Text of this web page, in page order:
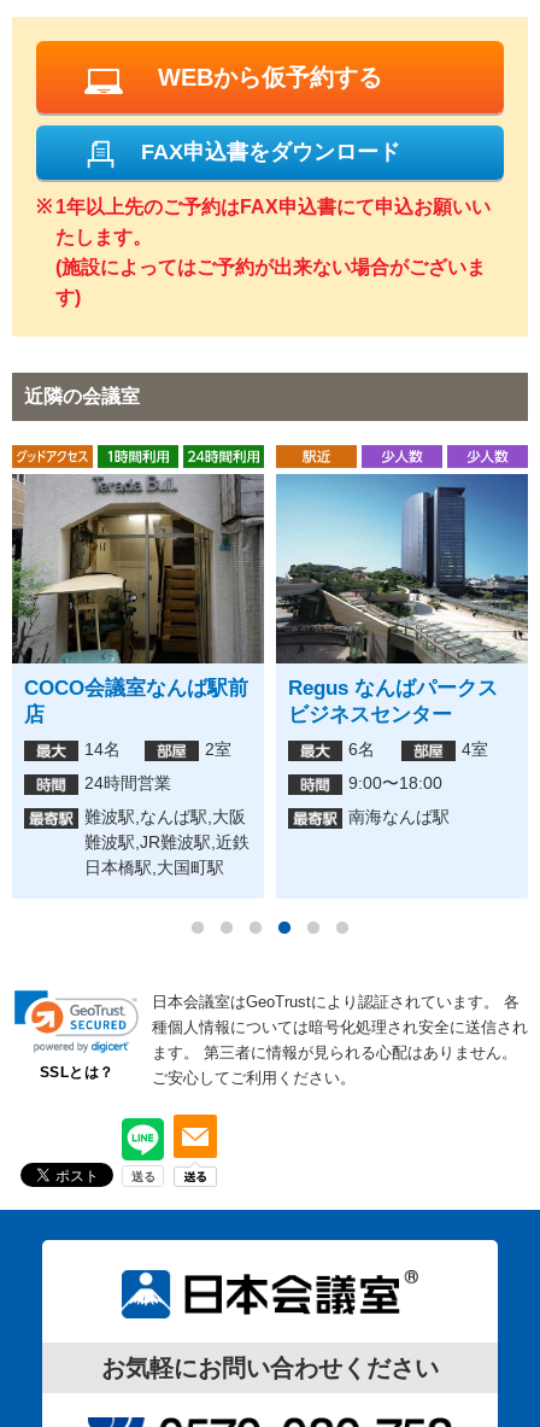
WEBから仮予約する
FAX申込書をダウンロード
1年以上先のご予約はFAX申込書にて申込お願いい
たします。
(施設によってはご予約が出来ない場合がございま
す)
近隣の会議室
COCO会議室なんば駅前
店
14名
2室
24時間営業
難波駅,なんば駅,大阪
難波駅,JR難波駅,近鉄
日本橋駅,大国町駅
Regus なんばパークス
ビジネスセンター
6名
4室
9:00〜18:00
南海なんば駅
SSLとは？
日本会議室はGeoTrustにより認証されています。
各
種個人情報については暗号化処理され安全に送信され
ます。
第三者に情報が見られる心配はありません。
ご安心してご利用ください。
お気軽にお問い合わせください